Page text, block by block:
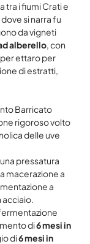
tra i fiumi Crati e
si narra fu
da vigneti
alberello, con
ettaro per
di estratti,
Barricato
rigoroso volto
delle uve
pressatura
macerazione a
a
di6 mesi in
di6 mesi in